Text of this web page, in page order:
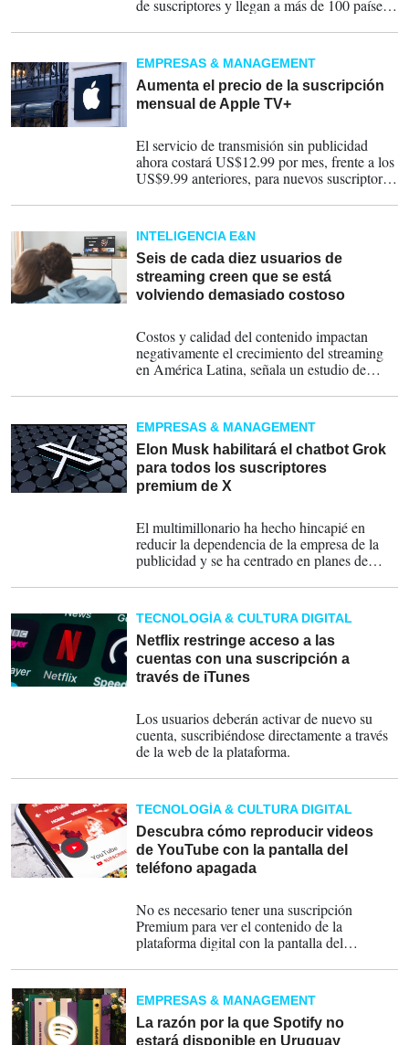
de suscriptores y llegan a más de 100 países
EMPRESAS & MANAGEMENT
Aumenta el precio de la suscripción
mensual de Apple TV+
El servicio de transmisión sin publicidad
ahora costará US$12.99 por mes, frente a los
US$9.99 anteriores, para nuevos suscriptores
internacionales seleccionados, dijo Apple en
un comunicado.
INTELIGENCIA E&N
Seis de cada diez usuarios de
streaming creen que se está
volviendo demasiado costoso
Costos y calidad del contenido impactan
negativamente el crecimiento del streaming
en América Latina, señala un estudio de
EMPRESAS & MANAGEMENT
Elon Musk habilitará el chatbot Grok
para todos los suscriptores
premium de X
El multimillonario ha hecho hincapié en
reducir la dependencia de la empresa de la
publicidad y se ha centrado en planes de
TECNOLOGÍA & CULTURA DIGITAL
Netflix restringe acceso a las
cuentas con una suscripción a
través de iTunes
Los usuarios deberán activar de nuevo su
cuenta, suscribiéndose directamente a través
de la web de la plataforma.
TECNOLOGÍA & CULTURA DIGITAL
Descubra cómo reproducir videos
de YouTube con la pantalla del
teléfono apagada
No es necesario tener una suscripción
Premium para ver el contenido de la
plataforma digital con la pantalla del
EMPRESAS & MANAGEMENT
La razón por la que Spotify no
estará disponible en Uruguay